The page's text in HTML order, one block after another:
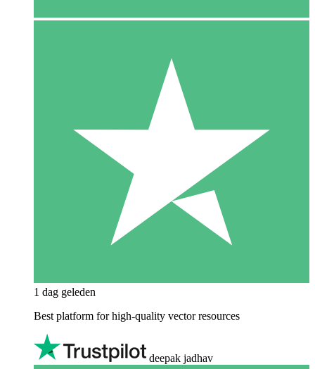
1 dag geleden
Best platform for high-quality vector resources
deepak jadhav